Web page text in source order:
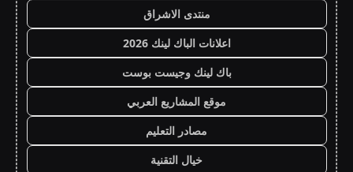
منتدى الاشراق
اعلانات الباك لينك 2026
باك لينك وجيست بوست
موقع المشاريع العربي
مصادر التعليم
خيال التقنية